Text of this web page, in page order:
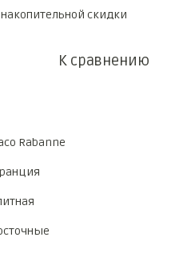
скидки
К сравнению
Rabanne